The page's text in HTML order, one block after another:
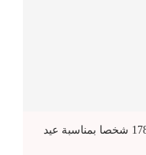
جلالة الملك يصدر عفوه السامي على 1788 شخصا بمناسبة عيد